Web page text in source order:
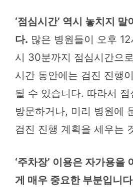
‘점심시간’ 역시 놓치지
다. 많은 병원들이 오후
시 30분까지 점심시간으
시간 동안에는 검진 진행
될 수 있습니다. 따라서 점
방문하거나, 미리 병원에
검진 진행 계획을 세우는
‘주차장’ 이용은 자가용을
게 매우 중요한 부분입니